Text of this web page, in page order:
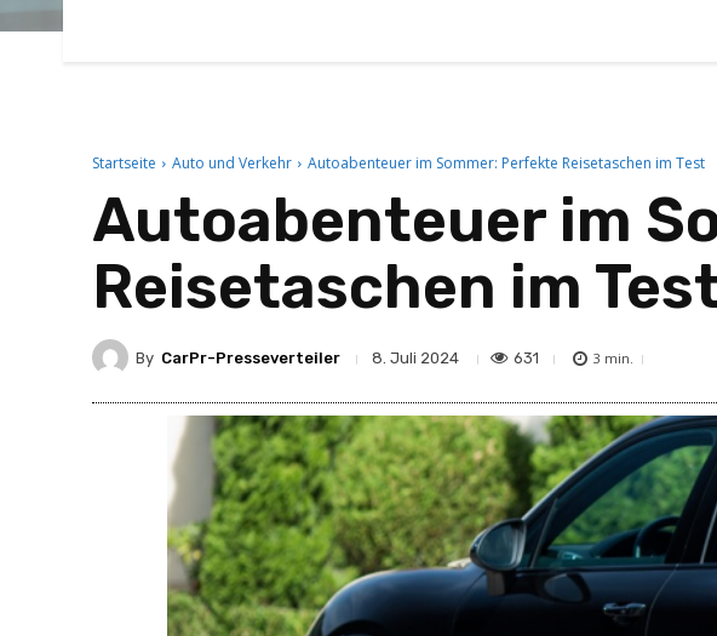
Startseite Auto und Verkehr Autoabenteuer im Sommer: Perfekte Reisetaschen im Test
Autoabenteuer im
Reisetaschen im
By CarPr-Presseverteiler 8. Juli 2024 631 3 min.